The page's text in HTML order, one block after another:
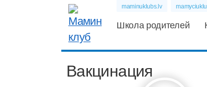
maminuklubs.lv
Школа родителей
Вакцинация